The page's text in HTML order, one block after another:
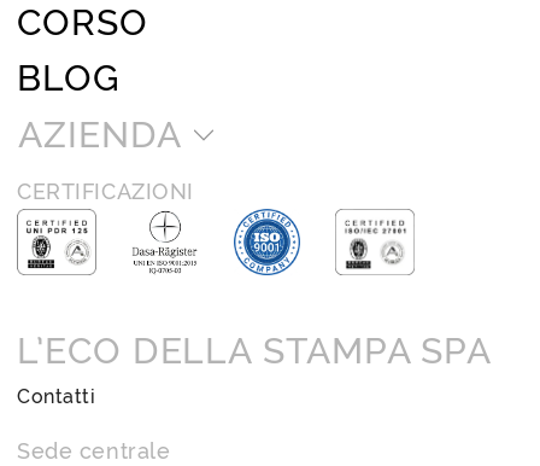
CORSO
BLOG
AZIENDA
CERTIFICAZIONI
L’ECO DELLA STAMPA SPA
Contatti
Sede centrale